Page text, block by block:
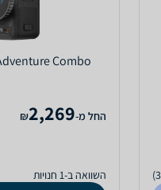
Combo
‫החל מ-2,269
₪
השוואה ב-1 חנויות